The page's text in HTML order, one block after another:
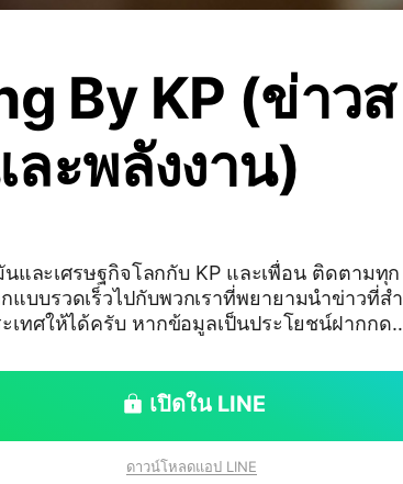
By KP (ข่าวส
ะพลังงาน)
ศรษฐกิจโลกกับ KP และเพื่อน ติดตามทุก
บบรวดเร็วไปกับพวกเราที่พยายามนำข่าวที่สำ
ลเป็นประโยชน์ฝากกด L
เปิดใน LINE
ดาวน์โหลดแอป LINE